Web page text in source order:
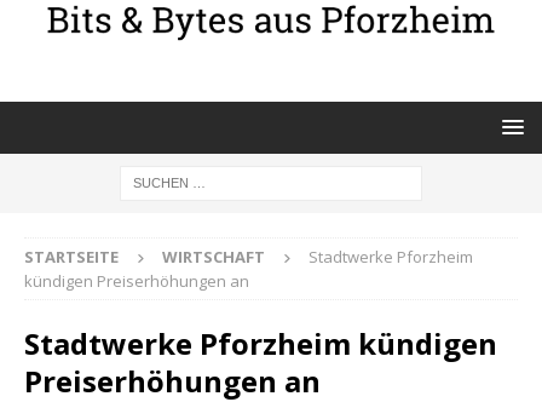
STARTSEITE WIRTSCHAFT
Stadtwerke Pforzheim
kündigen Preiserhöhungen an
Stadtwerke Pforzheim kündigen
Preiserhöhungen an